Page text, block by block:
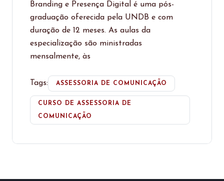
Branding e Presença Digital é uma pós-
graduação oferecida pela UNDB e com
duração de 12 meses. As aulas da
especialização são ministradas
mensalmente, às
Tags: ASSESSORIA DE COMUNICAÇÃO
CURSO DE ASSESSORIA DE
COMUNICAÇÃO